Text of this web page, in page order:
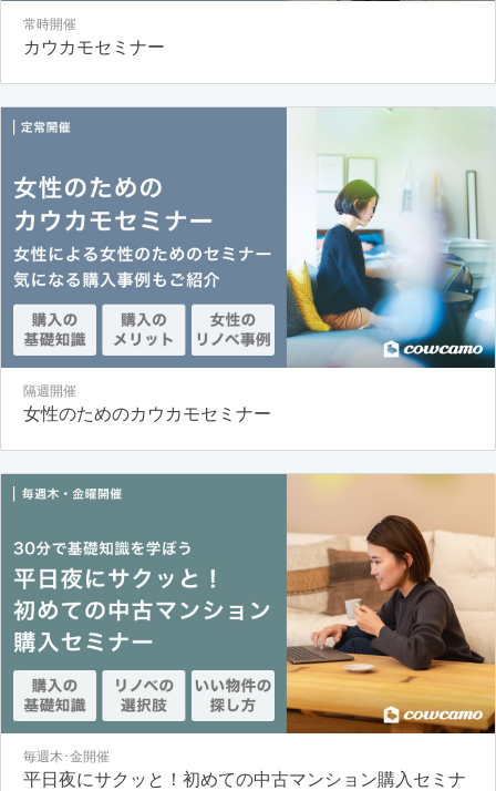
常時開催
カウカモセミナー
隔週開催
女性のためのカウカモセミナー
毎週木･金開催
平日夜にサクッと！初めての中古マンション購入セミナ